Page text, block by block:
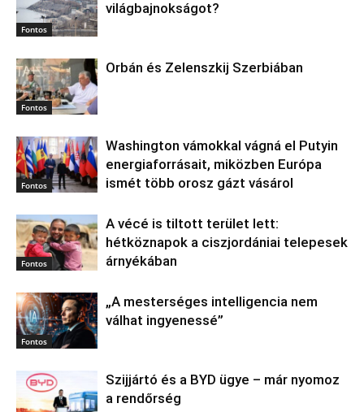
Fontos
világbajnokságot?
Fontos
Orbán és Zelenszkij Szerbiában
Fontos
Washington vámokkal vágná el Putyin
energiaforrásait, miközben Európa
ismét több orosz gázt vásárol
Fontos
A vécé is tiltott terület lett:
hétköznapok a ciszjordániai telepesek
árnyékában
Fontos
„A mesterséges intelligencia nem
válhat ingyenessé”
Szijjártó és a BYD ügye – már nyomoz
a rendőrség